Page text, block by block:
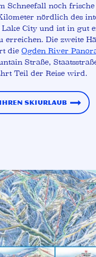
Schneefall noch frische
nördlich des
City und ist in gut
erreichen. Die zweite
die Ogden River
Straße,
Teil der Reise wird.
Ihren Skiurlaub